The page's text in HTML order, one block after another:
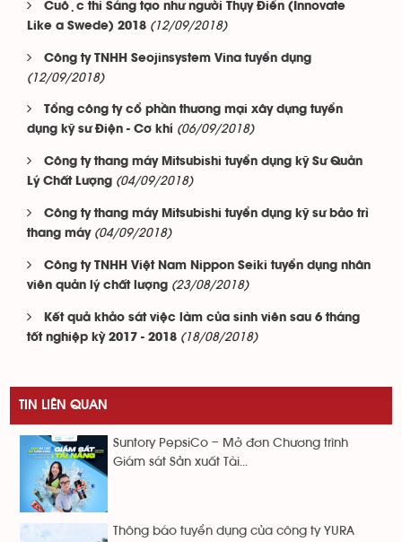
Cuộc thi Sáng tạo như người Thụy Điển (Innovate
Like a Swede) 2018 (12/09/2018)
Công ty TNHH Seojinsystem Vina tuyển dụng
(12/09/2018)
Tổng công ty cổ phần thương mại xây dựng tuyển
dụng kỹ sư Điện - Cơ khí (06/09/2018)
Công ty thang máy Mitsubishi tuyển dụng kỹ Sư Quản
Lý Chất Lượng (04/09/2018)
Công ty thang máy Mitsubishi tuyển dụng kỹ sư bảo trì
thang máy (04/09/2018)
Công ty TNHH Việt Nam Nippon Seiki tuyển dụng nhân
viên quản lý chất lượng (23/08/2018)
Kết quả khảo sát việc làm của sinh viên sau 6 tháng
tốt nghiệp kỳ 2017 - 2018 (18/08/2018)
TIN LIÊN QUAN
Suntory PepsiCo – Mở đơn Chương trình
Giám sát Sản xuất Tài...
Thông báo tuyển dụng của công ty YURA